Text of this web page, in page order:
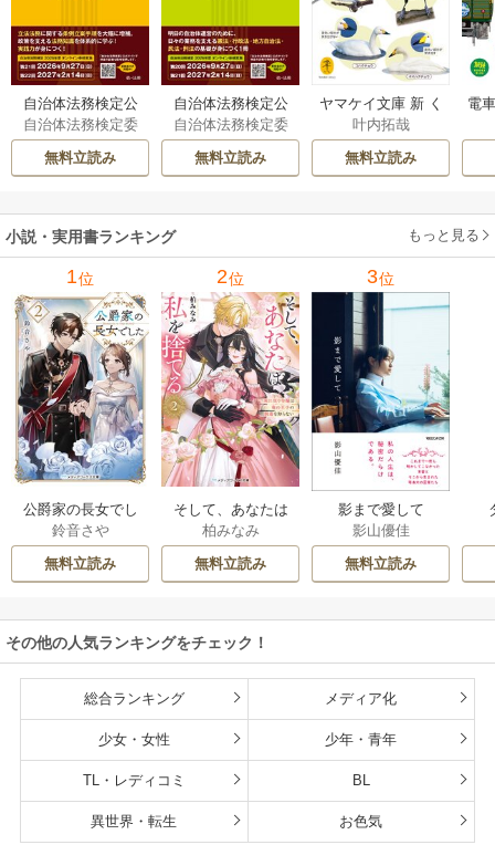
自治体法務検定公
式テキスト 政策
法務編 ２０２６
年度検定対応 1巻
自治体法務検定委
員会
無料立読み
自治体法務検定公
式テキスト 基本
法務編 ２０２６
年度検定対応 1巻
自治体法務検定委
員会
無料立読み
ヤマケイ文庫 新 く
らべてわかる野鳥3
00 1巻
叶内拓哉
無料立読み
電
小説・実用書ランキング もっと見る
1位
公爵家の長女でし
た
鈴音さや
無料立読み
2位
そして、あなたは
私を捨てる
柏みなみ
無料立読み
3位
影まで愛して
影山優佳
無料立読み
その他の人気ランキングをチェック！
総合ランキング メディア化
少女・女性 少年・青年
TL・レディコミ BL
異世界・転生 お色気